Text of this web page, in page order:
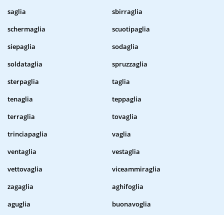
saglia
sbirraglia
schermaglia
scuotipaglia
siepaglia
sodaglia
soldataglia
spruzzaglia
sterpaglia
taglia
tenaglia
teppaglia
terraglia
tovaglia
trinciapaglia
vaglia
ventaglia
vestaglia
vettovaglia
viceammiraglia
zagaglia
aghifoglia
aguglia
buonavoglia